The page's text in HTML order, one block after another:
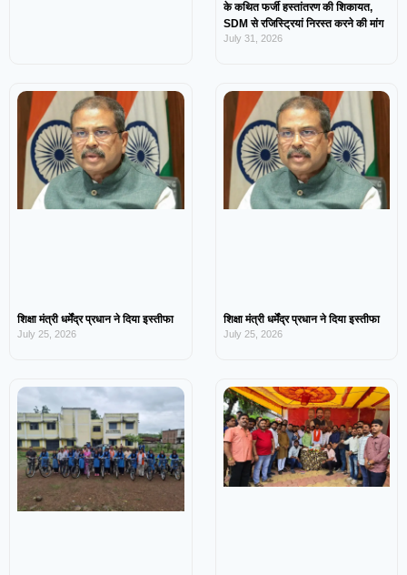
के कथित फर्जी हस्तांतरण की शिकायत,
SDM से रजिस्ट्रियां निरस्त करने की मांग
July 31, 2026
शिक्षा मंत्री धर्मेंद्र प्रधान ने दिया इस्तीफा
July 25, 2026
शिक्षा मंत्री धर्मेंद्र प्रधान ने दिया इस्तीफा
July 25, 2026